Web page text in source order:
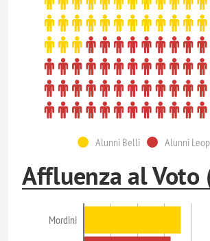
Alunni Belli Alunni
Affluenza al Voto
Mordini